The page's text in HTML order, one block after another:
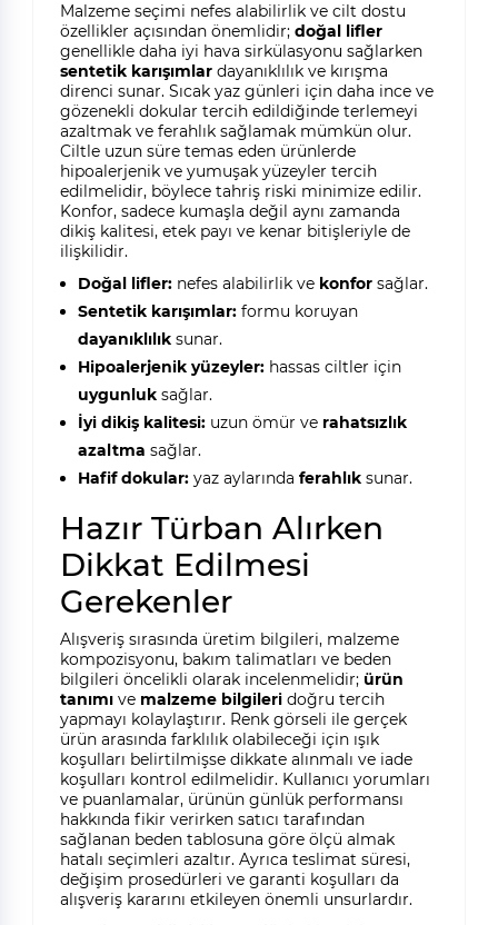
Malzeme seçimi nefes alabilirlik ve cilt dostu
özellikler açısından önemlidir; doğal lifler
genellikle daha iyi hava sirkülasyonu sağlarken
sentetik karışımlardayanıklılık ve kırışma
direnci sunar. Sıcak yaz günleri için daha ince ve
gözenekli dokular tercih edildiğinde terlemeyi
azaltmak ve ferahlık sağlamak mümkün olur.
Ciltle uzun süre temas eden ürünlerde
hipoalerjenik ve yumuşak yüzeyler tercih
edilmelidir, böylece tahriş riski minimize edilir.
Konfor, sadece kumaşla değil aynı zamanda
dikiş kalitesi, etek payı ve kenar bitişleriyle de
ilişkilidir.
Doğal lifler:nefes alabilirlik ve konforsağlar.
Sentetik karışımlar:formu koruyan
dayanıklılıksunar.
Hipoalerjenik yüzeyler:hassas ciltler için
uygunluksağlar.
İyi dikiş kalitesi:uzun ömür ve rahatsızlık
azaltma sağlar.
Hafif dokular:yaz aylarında ferahlıksunar.
Hazır Türban Alırken
Dikkat Edilmesi
Gerekenler
Alışveriş sırasında üretim bilgileri, malzeme
kompozisyonu, bakım talimatları ve beden
bilgileri öncelikli olarak incelenmelidir; ürün
tanımıve malzeme bilgileridoğru tercih
yapmayı kolaylaştırır. Renk görseli ile gerçek
ürün arasında farklılık olabileceği için ışık
koşulları belirtilmişse dikkate alınmalı ve iade
koşulları kontrol edilmelidir. Kullanıcı yorumları
ve puanlamalar, ürünün günlük performansı
hakkında fikir verirken satıcı tarafından
sağlanan beden tablosuna göre ölçü almak
hatalı seçimleri azaltır. Ayrıca teslimat süresi,
değişim prosedürleri ve garanti koşulları da
alışveriş kararını etkileyen önemli unsurlardır.